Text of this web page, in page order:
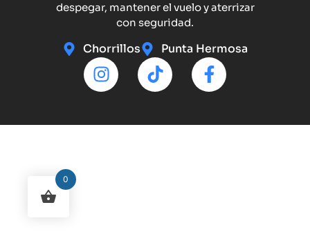
despegar, mantener el vuelo y aterrizar
con seguridad.
Chorrillos Punta Hermosa
0